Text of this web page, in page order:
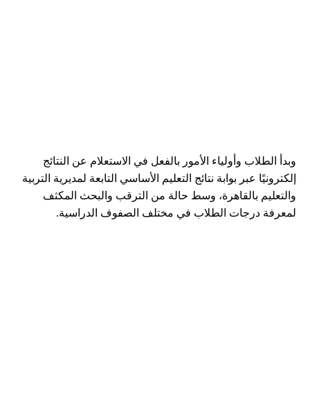
وبدأ الطلاب وأولياء الأمور بالفعل في الاستعلام عن النتائج
إلكترونيًا عبر بوابة نتائج التعليم الأساسي التابعة لمديرية التربية
والتعليم بالقاهرة، وسط حالة من الترقب والبحث المكثف
لمعرفة درجات الطلاب في مختلف الصفوف الدراسية.